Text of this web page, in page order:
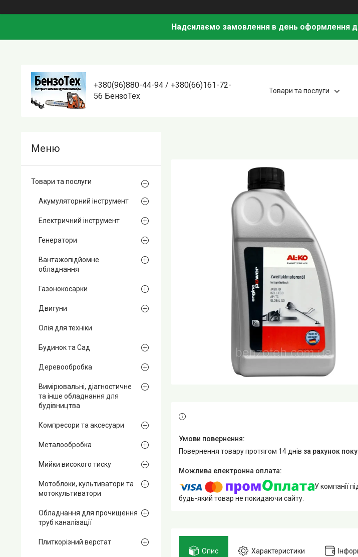
Надсилаємо замовлення в день оформлення
+380(96)880-44-94 / +380(66)161-72-
56 БензоТех
Товари та послуги
повернення товару протягом 14 днів за рахунок
У компанії
будь-який товар не покидаючи сайту.
Опис Характеристики
Товари та послуги
Акумуляторний інструмент
Електричний інструмент
Генератори
Вантажопідйомне
обладнання
Газонокосарки
Двигуни
Олія для техніки
Будинок та Сад
Деревообробка
Вимірювальні, діагностичне
та інше обладнання для
будівництва
Компресори та аксесуари
Металообробка
Мийки високого тиску
Мотоблоки, культиватори та
мотокультиватори
Обладнання для прочищення
труб каналізації
Плиткорізний верстат